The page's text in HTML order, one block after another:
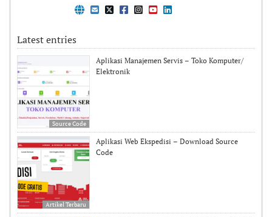
Latest entries
Source Code
Aplikasi Manajemen Servis – Toko Komputer/
Elektronik
Artikel Terbaru
Aplikasi Web Ekspedisi – Download Source
Code